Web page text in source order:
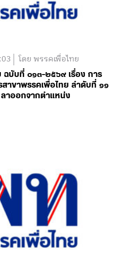
โดย พรรคเพื่อไทย
ฉบับที่ ๐๑๓-๒๕๖๙ เรื่อง การ
สาขาพรรคเพื่อไทย ลำดับที่ ๑๑
าออกจากตำแหน่ง